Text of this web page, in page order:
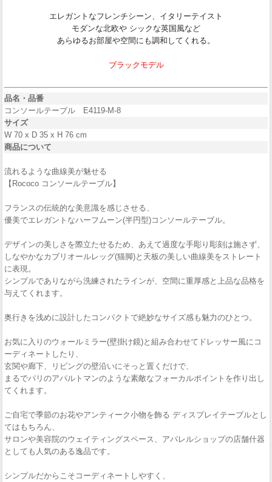
エレガントなフレンチシーン、イタリーテイスト
モダンな北欧や シックな英国風など
あらゆるお部屋や空間にも調和してくれる。
ブラックモデル
品名・品番
コンソールテーブル E4119-M-8
サイズ
W 70 x D 35 x H 76 cm
商品について
流れるような曲線美が魅せる
【Rococo コンソールテーブル】
フランスの伝統的な美意識を感じさせる、
優美でエレガントなハーフムーン(半円型)コンソールテーブル。
デザインの美しさを際立たせるため、あえて過度な手彫り彫刻は施さず、
しなやかなカブリオールレッグ(猫脚)と天板の美しい曲線美をストレート
に表現。
シンプルでありながら洗練されたラインが、空間に重厚感と上品な品格を
与えてくれます。
奥行きを浅めに設計したコンパクトで絶妙なサイズ感も魅力のひとつ。
お気に入りのウォールミラー(壁掛け鏡)と組み合わせてドレッサー風にコ
ーディネートしたり、
玄関や廊下、リビングの壁沿いにそっと置くだけで、
まるでパリのアパルトマンのような素敵なフォーカルポイントを作り出し
てくれます。
ご自宅で季節のお花やアンティーク小物を飾る ディスプレイテーブルとし
てはもちろん、
サロンや美容院のウェイティングスペース、アパレルショップの店舗什器
としても人気のある逸品です。
シンプルだからこそコーディネートしやすく、